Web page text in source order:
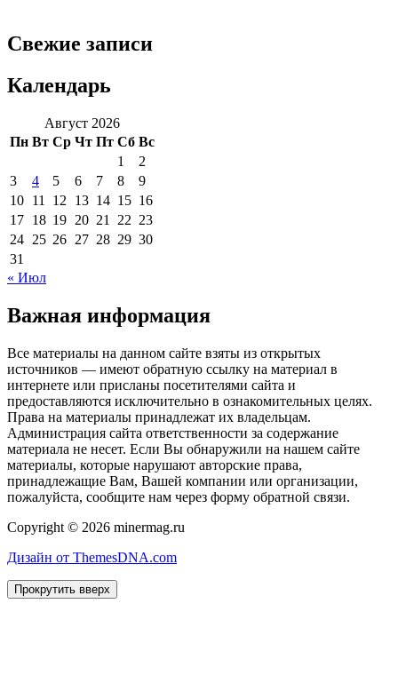
Свежие записи
Календарь
Август 2026
Пн Вт Ср Чт Пт Сб Вс
1
2
3
4 5 6 7 8
9
10 11 12 13 14 15 16
17 18 19 20 21 22 23
24 25 26 27 28 29 30
31
« Июл
Важная информация
Все материалы на данном сайте взяты из открытых
источников — имеют обратную ссылку на материал в
интернете или присланы посетителями сайта и
предоставляются исключительно в ознакомительных целях.
Права на материалы принадлежат их владельцам.
Администрация сайта ответственности за содержание
материала не несет. Если Вы обнаружили на нашем сайте
материалы, которые нарушают авторские права,
принадлежащие Вам, Вашей компании или организации,
пожалуйста, сообщите нам через форму обратной связи.
Copyright © 2026 minermag.ru
Дизайн от ThemesDNA.com
Прокрутить вверх